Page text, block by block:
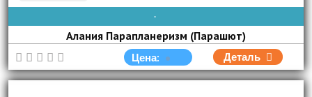
AVAIBLE EVERY DAY
Алания Парапланеризм (Парашют)
Цена: Деталь